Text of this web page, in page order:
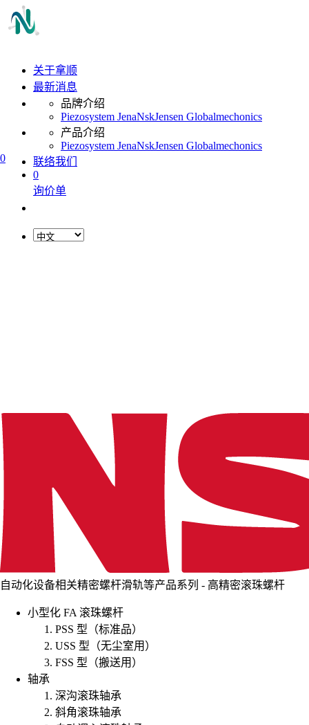
0
关于拿顺
最新消息
品牌介绍
Piezosystem JenaNskJensen Globalmechonics
产品介绍
Piezosystem JenaNskJensen Globalmechonics
联络我们
0
询价单
自动化设备相关精密螺杆滑轨等产品系列 - 高精密滚珠螺杆
小型化 FA 滚珠螺杆
PSS 型（标准品）
USS 型（无尘室用）
FSS 型（搬送用）
轴承
深沟滚珠轴承
斜角滚珠轴承